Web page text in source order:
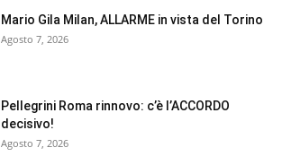
Mario Gila Milan, ALLARME in vista del Torino
Agosto 7, 2026
Pellegrini Roma rinnovo: c’è l’ACCORDO
decisivo!
Agosto 7, 2026